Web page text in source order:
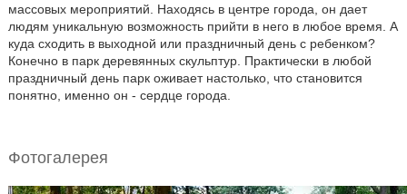
массовых мероприятий. Находясь в центре города, он дает
людям уникальную возможность прийти в него в любое время. А
куда сходить в выходной или праздничный день с ребенком?
Конечно в парк деревянных скульптур. Практически в любой
праздничный день парк оживает настолько, что становится
понятно, именно он - сердце города.
Фотогалерея